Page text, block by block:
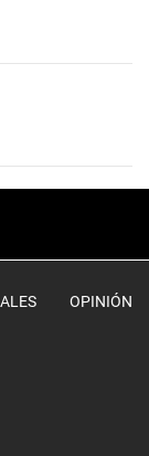
OPINIÓN